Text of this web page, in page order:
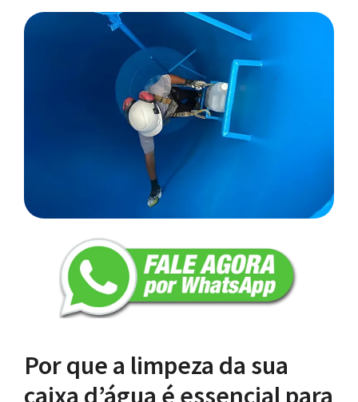
Por que a limpeza da sua
caixa d’água é essencial para